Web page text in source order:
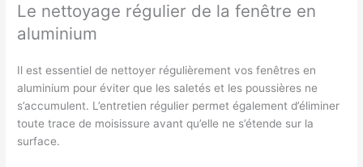
Le nettoyage régulier de la fenêtre en
aluminium
Il est essentiel de nettoyer régulièrement vos fenêtres en
aluminium pour éviter que les saletés et les poussières ne
s’accumulent. L’entretien régulier permet également d’éliminer
toute trace de moisissure avant qu’elle ne s’étende sur la
surface.